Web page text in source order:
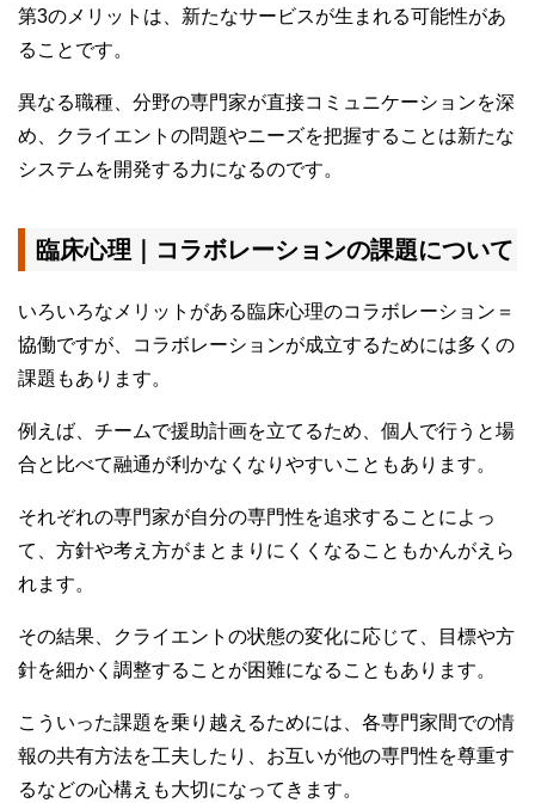
第3のメリットは、新たなサービスが生まれる可能性があ
ることです。
異なる職種、分野の専門家が直接コミュニケーションを深
め、クライエントの問題やニーズを把握することは新たな
システムを開発する力になるのです。
臨床心理｜コラボレーションの課題について
いろいろなメリットがある臨床心理のコラボレーション＝
協働ですが、コラボレーションが成立するためには多くの
課題もあります。
例えば、チームで援助計画を立てるため、個人で行うと場
合と比べて融通が利かなくなりやすいこともあります。
それぞれの専門家が自分の専門性を追求することによっ
て、方針や考え方がまとまりにくくなることもかんがえら
れます。
その結果、クライエントの状態の変化に応じて、目標や方
針を細かく調整することが困難になることもあります。
こういった課題を乗り越えるためには、各専門家間での情
報の共有方法を工夫したり、お互いが他の専門性を尊重す
るなどの心構えも大切になってきます。